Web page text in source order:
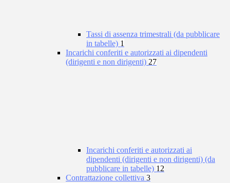
Tassi di assenza trimestrali (da pubblicare
in tabelle) 1
Incarichi conferiti e autorizzati ai dipendenti
(dirigenti e non dirigenti) 27
Incarichi conferiti e autorizzati ai
dipendenti (dirigenti e non dirigenti) (da
pubblicare in tabelle) 12
Contrattazione collettiva 3